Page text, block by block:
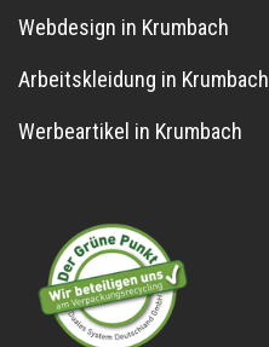
Webdesign in Krumbach
Arbeitskleidung in Krumbach
Werbeartikel in Krumbach